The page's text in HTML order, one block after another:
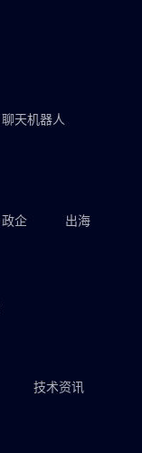
聊天机器人
政企 出海
技术资讯